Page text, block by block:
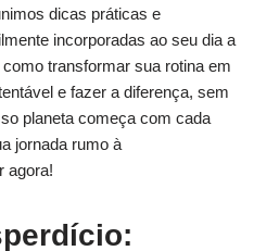
dicas práticas e
incorporadas ao seu​ dia a
transformar sua rotina em
e fazer a diferença, sem
planeta⁤ começa com cada
jornada rumo à
agora!